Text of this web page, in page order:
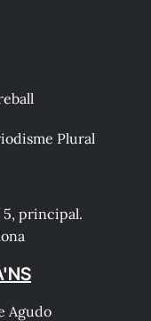
Plural
5, principal.
Agudo